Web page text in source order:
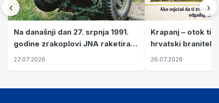
‹
Na današnji dan 27. srpnja 1991.
godine zrakoplovi JNA raketirali
su vojarnu i obučni centar "Nikola
27.07.2026
Krapanj – otok
hrvatski branitelji
pronalaze mir
26.07.2026
›